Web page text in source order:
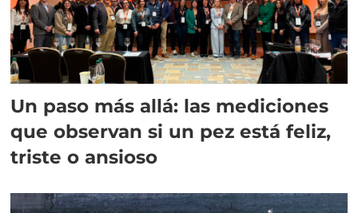
Un paso más allá: las mediciones
que observan si un pez está feliz,
triste o ansioso